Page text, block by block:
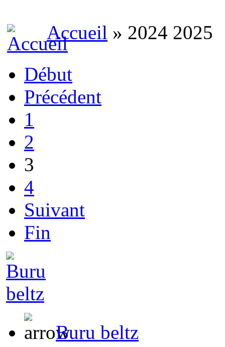
Accueil » 2024 2025
Début
Précédent
1
2
3
4
Suivant
Fin
Buru beltz